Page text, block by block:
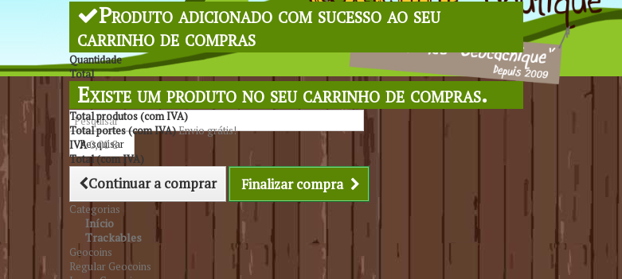
Pesquisar
Produto adicionado com sucesso ao seu
carrinho de compras
Quantidade
Total
Existe um produto no seu carrinho de compras.
Total produtos (com IVA)
Total portes (com IVA)Envio grátis!
IVA0,00 €
Total (com IVA)
Continuar a comprar Finalizar compra
Categorias
Início
Trackables
Geocoins
Regular Geocoins